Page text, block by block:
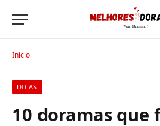
Início
DICAS
10 doramas que